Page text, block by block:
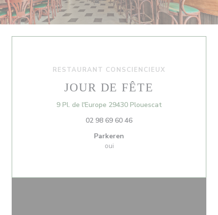
RESTAURANT CONSCIENCIEUX
JOUR DE FÊTE
9 Pl. de l'Europe 29430 Plouescat((opent in een
02 98 69 60 46
Parkeren
oui